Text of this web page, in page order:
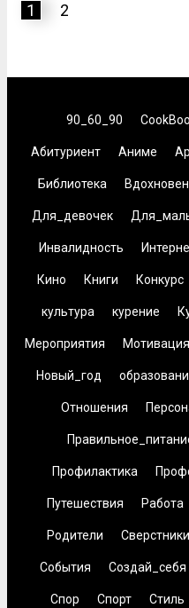
1 2
90_60_90
Абитуриент Аниме
Библиотека
Для_девочек
Инвалидность
Кино Книги Конкурс
культура курение
Мероприятия Мотивация
Новый_год
Отношения
Профилактика
Путешествия Работа
Родители Сверстники
События Создай_себя
Спор Спорт Стиль